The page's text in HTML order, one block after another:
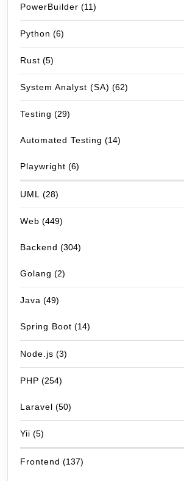
PowerBuilder (11)
Python (6)
Rust (5)
System Analyst (SA) (62)
Testing (29)
Automated Testing (14)
Playwright (6)
UML (28)
Web (449)
Backend (304)
Golang (2)
Java (49)
Spring Boot (14)
Node.js (3)
PHP (254)
Laravel (50)
Yii (5)
Frontend (137)